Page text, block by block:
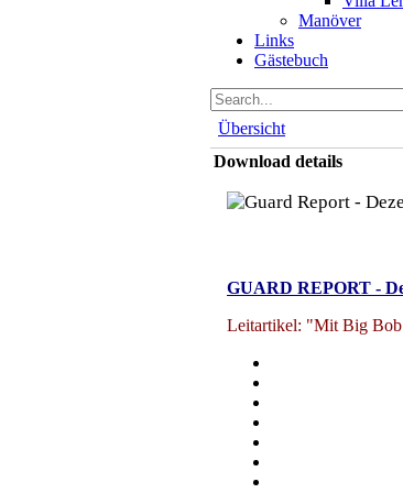
Manöver
Links
Gästebuch
Übersicht
Download details
GUARD REPORT -
Leitartikel: "Mit Big Bob